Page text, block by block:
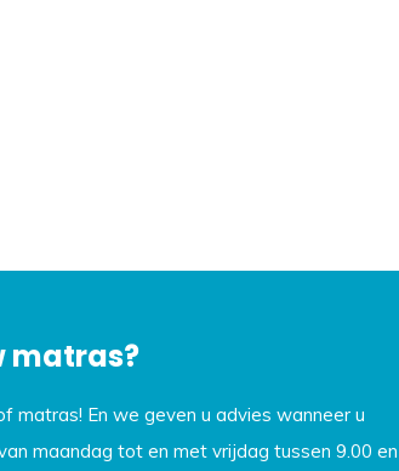
matras?
matras! En we geven u advies wanneer u
maandag tot en met vrijdag tussen 9.00 en